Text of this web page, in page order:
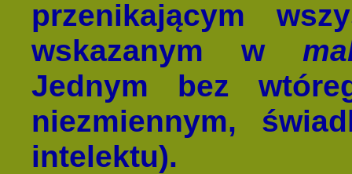
przenikającym
wskazanym w
Jednym bez
niezmiennym,
intelektu).